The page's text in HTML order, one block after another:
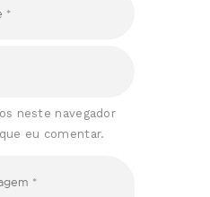
neste navegador
eu comentar.